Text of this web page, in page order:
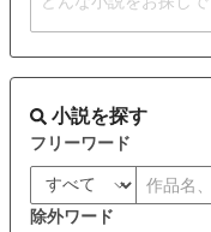
小説を探す
フリーワード
除外ワード